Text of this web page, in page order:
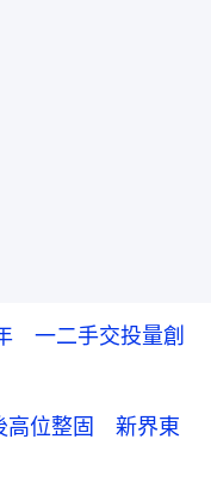
一二手交投量創
高位整固 新界東